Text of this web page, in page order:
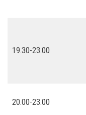
19.30-23.00
20.00-23.00